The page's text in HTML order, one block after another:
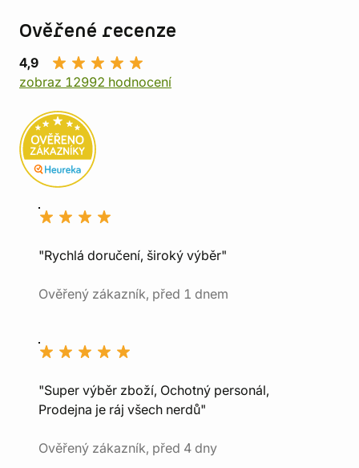
Ověřené recenze
4,9
zobraz 12992 hodnocení
"Rychlá doručení, široký výběr"
Ověřený zákazník, před 1 dnem
"Super výběr zboží, Ochotný personál,
Prodejna je ráj všech nerdů"
Ověřený zákazník, před 4 dny